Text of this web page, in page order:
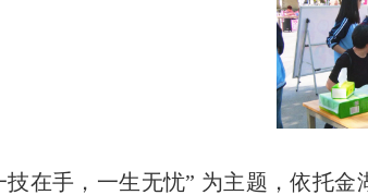
在手，一生无忧” 为主题，依托